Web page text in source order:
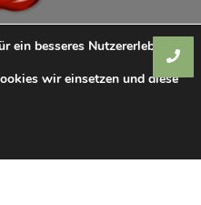
ein besseres Nutzererlebnis
wir einsetzen und diese